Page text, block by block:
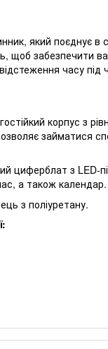
який поєднує в
щоб забезпечити
часу під
корпус з
займатися
циферблат з LED-
а також календар.
з поліуретану.